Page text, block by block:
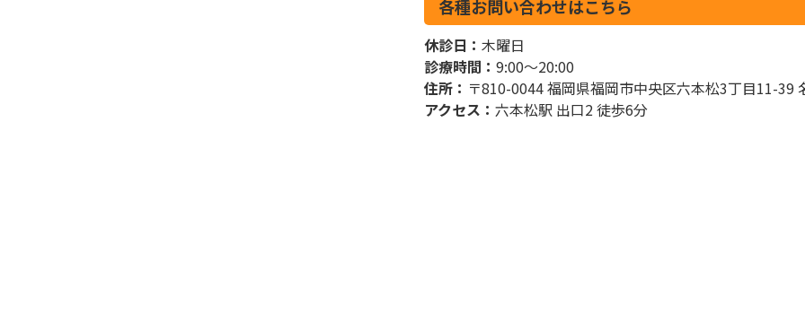
各種お問い合わせはこちら
休診日： 木曜日
診療時間： 9:00～20:00
住所： 〒810-0044 福岡県福岡市中央区六本松3丁目11-39
アクセス： 六本松駅 出口2 徒歩6分